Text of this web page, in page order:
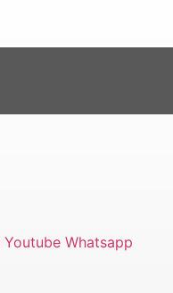
Youtube Whatsapp